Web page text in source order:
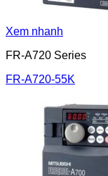
Xem nhanh
FR-A720 Series
FR-A720-55K